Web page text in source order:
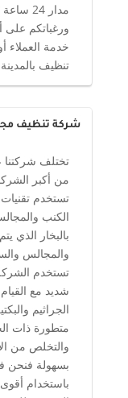
مدار
ورغباتكم
خدمة
تنظيف
شركة تنظيف
تختلف شركتنا
من أكبر
تستخدم تقنيات
الكنب
بالبخار الذي
والمجالس
تستخدم
شديد مع
الجراثيم
متطورة ذات
والتخلص من
بسهولة فنحن
باستخدام